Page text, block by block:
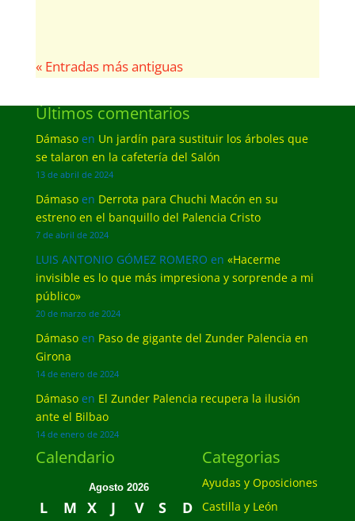
« Entradas más antiguas
Últimos comentarios
Dámasoen Un jardín para sustituir los árboles que
se talaron en la cafetería del Salón
13 de abril de 2024
Dámasoen Derrota para Chuchi Macón en su
estreno en el banquillo del Palencia Cristo
7 de abril de 2024
LUIS ANTONIO GÓMEZ ROMERO en «Hacerme
invisible es lo que más impresiona y sorprende a mi
público»
20 de marzo de 2024
Dámasoen Paso de gigante del Zunder Palencia en
Girona
14 de enero de 2024
Dámasoen El Zunder Palencia recupera la ilusión
ante el Bilbao
14 de enero de 2024
Calendario
Agosto 2026
L M X J V S
D
Categorias
Ayudas y Oposiciones
Castilla y León